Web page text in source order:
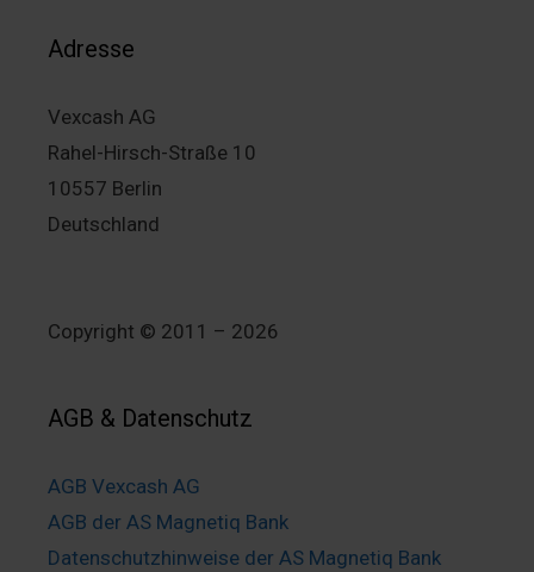
Adresse
Vexcash AG
Rahel-Hirsch-Straße 10
10557 Berlin
Deutschland
Copyright © 2011 – 2026
AGB & Datenschutz
AGB Vexcash AG
AGB der AS Magnetiq Bank
Datenschutzhinweise der AS Magnetiq Bank